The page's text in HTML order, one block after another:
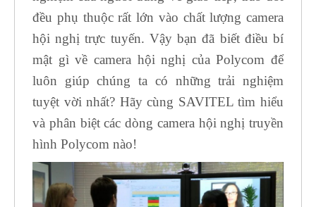
đều phụ thuộc rất lớn vào chất lượng camera
hội nghị trực tuyến. Vậy bạn đã biết điều bí
mật gì về camera hội nghị của Polycom để
luôn giúp chúng ta có những trải nghiệm
tuyệt vời nhất? Hãy cùng SAVITEL tìm hiểu
và phân biệt các dòng camera hội nghị truyền
hình Polycom nào!